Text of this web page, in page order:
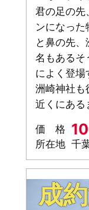
君の足の先
ンになっ
と鼻の先
名もある
によく登場
洲崎神社
近くにある
価 格
所在地 千
成